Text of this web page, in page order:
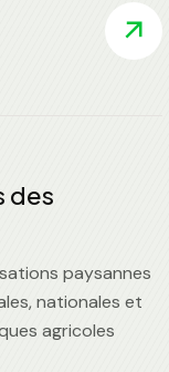
des
paysannes
nationales et
agricoles